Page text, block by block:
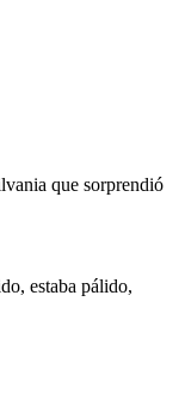
que sorprendió
estaba pálido,